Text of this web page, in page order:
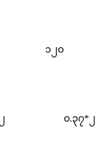
၁၂၀
၀.၃၇*၂